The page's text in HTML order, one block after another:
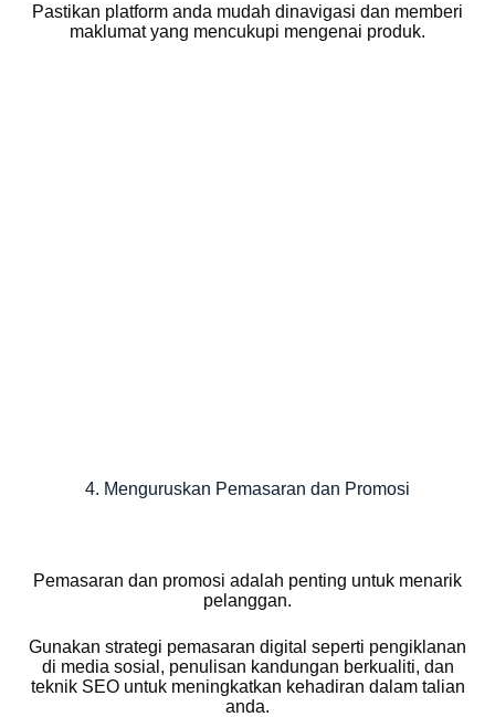
Pastikan platform anda mudah dinavigasi dan memberi
maklumat yang mencukupi mengenai produk.
4. Menguruskan Pemasaran dan Promosi
Pemasaran dan promosi adalah penting untuk menarik
pelanggan.
Gunakan strategi pemasaran digital seperti pengiklanan
di media sosial, penulisan kandungan berkualiti, dan
teknik SEO untuk meningkatkan kehadiran dalam talian
anda.